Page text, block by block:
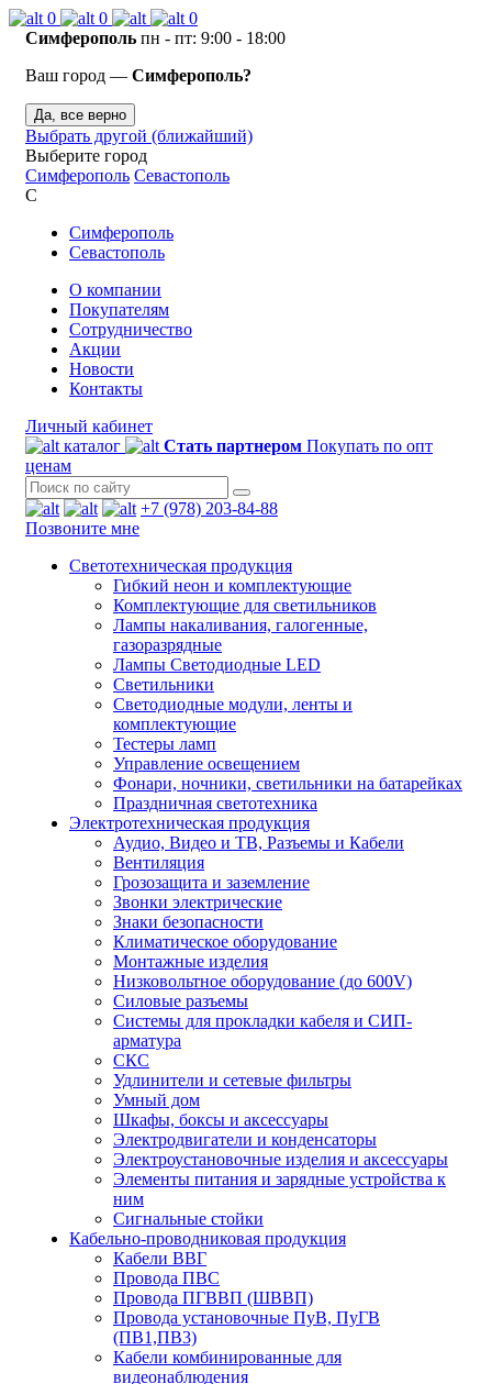
0 0
0
Симферополь пн - пт: 9:00 - 18:00
Ваш город — Симферополь?
Да, все верно
Выбрать другой (ближайший)
Выберите город
Симферополь Севастополь
С
Симферополь
Севастополь
О компании
Покупателям
Сотрудничество
Акции
Новости
Контакты
Личный кабинет
каталог
Стать партнером Покупать по опт
ценам
+7 (978) 203-84-88
Позвоните мне
Светотехническая продукция
Гибкий неон и комплектующие
Комплектующие для светильников
Лампы накаливания, галогенные,
газоразрядные
Лампы Светодиодные LED
Светильники
Светодиодные модули, ленты и
комплектующие
Тестеры ламп
Управление освещением
Фонари, ночники, светильники на батарейках
Праздничная светотехника
Электротехническая продукция
Аудио, Видео и ТВ, Разъемы и Кабели
Вентиляция
Грозозащита и заземление
Звонки электрические
Знаки безопасности
Климатическое оборудование
Монтажные изделия
Низковольтное оборудование (до 600V)
Силовые разъемы
Системы для прокладки кабеля и СИП-
арматура
СКС
Удлинители и сетевые фильтры
Умный дом
Шкафы, боксы и аксессуары
Электродвигатели и конденсаторы
Электроустановочные изделия и аксессуары
Элементы питания и зарядные устройства к
ним
Сигнальные стойки
Кабельно-проводниковая продукция
Кабели ВВГ
Провода ПВС
Провода ПГВВП (ШВВП)
Провода установочные ПуВ, ПуГВ
(ПВ1,ПВ3)
Кабели комбинированные для
видеонаблюдения